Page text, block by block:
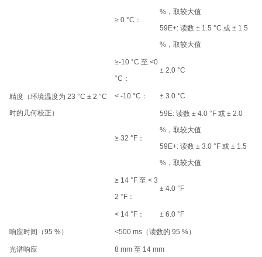
精度（环境温度为 23 °C ± 2 °C
时的几何校正）
≥ 0 °C：
%，取较大值
59E+: 读数 ± 1.5 °C 或 ± 1.5
%，取较大值
≥-10 °C 至 <0
°C：
± 2.0 °C
< -10 °C： ± 3.0 °C
≥ 32 °F：
59E: 读数 ± 4.0 °F 或 ± 2.0
%，取较大值
59E+: 读数 ± 3.0 °F 或 ± 1.5
%，取较大值
≥ 14 °F 至 < 3
2 °F：
± 4.0 °F
< 14 °F： ± 6.0 °F
响应时间（95 %） <500 ms（读数的 95 %）
光谱响应 8 mm 至 14 mm